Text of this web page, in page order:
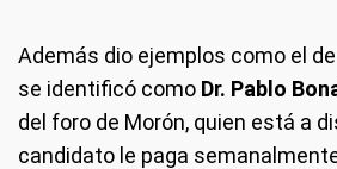
Además dio ejemplos como el
se identificó como Dr. Pablo
del foro de Morón, quien está a
candidato le paga